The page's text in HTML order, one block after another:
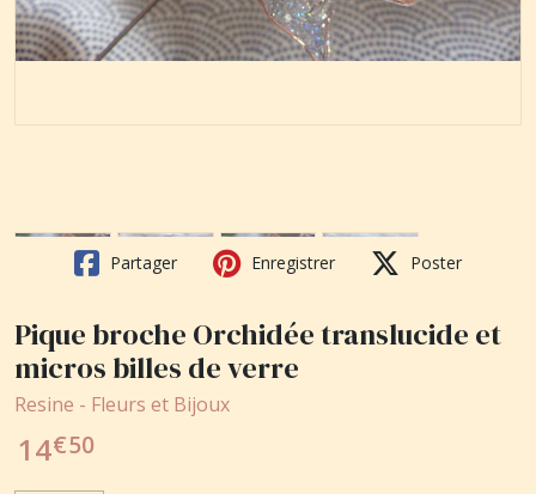
Partager Enregistrer Poster
Pique broche Orchidée translucide et
micros billes de verre
Resine - Fleurs et Bijoux
14€50